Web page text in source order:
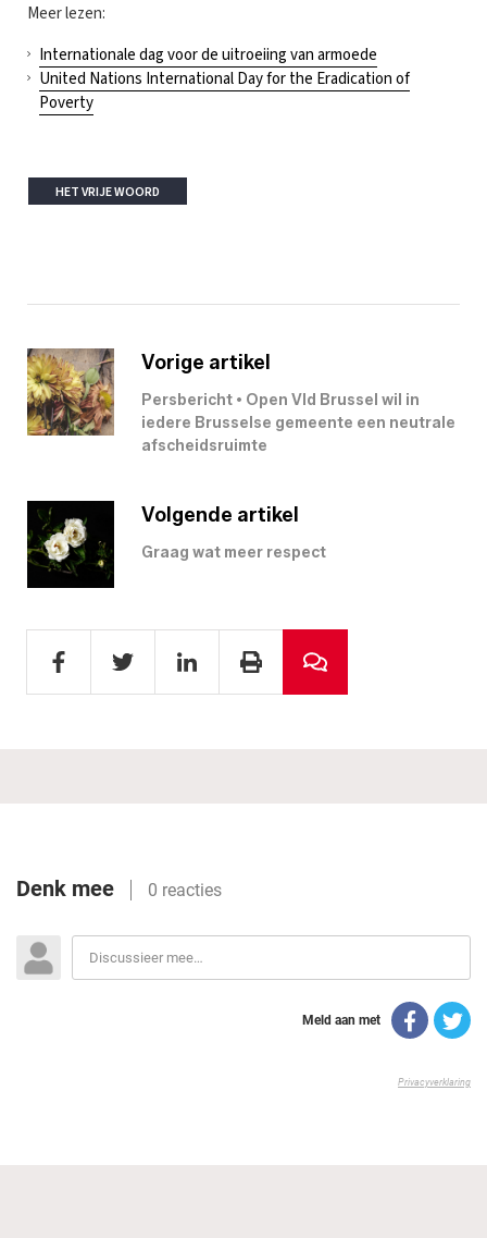
Meer lezen:
Internationale dag voor de uitroeiing van armoede
United Nations International Day for the Eradication of
Poverty
HET VRIJE WOORD
Vorige artikel
Persbericht • Open Vld Brussel wil in
iedere Brusselse gemeente een neutrale
afscheidsruimte
Volgende artikel
Graag wat meer respect